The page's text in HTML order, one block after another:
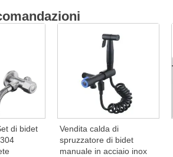
di bidet
Vendita calda di
spruzzatore di bidet
manuale in acciaio inox